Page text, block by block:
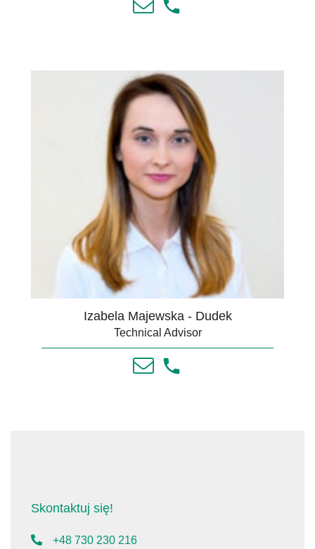
Izabela Majewska - Dudek
Technical Advisor
Skontaktuj się!
+48 730 230 216